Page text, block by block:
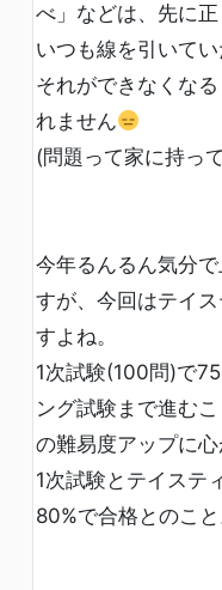
べ」などは、先に正
いつも線を引いて
それができなくな
れません
(問題って家に持っ
今年るんるん気分
すが、今回はテイ
すよね。
1次試験(100問)で
ング試験まで進む
の難易度アップに心
1次試験とテイステ
80%で合格とのこと